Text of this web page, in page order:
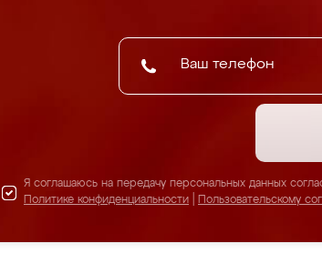
Я соглашаюсь на передачу персональных данных
Политике конфиденциальности
Пользовательскому